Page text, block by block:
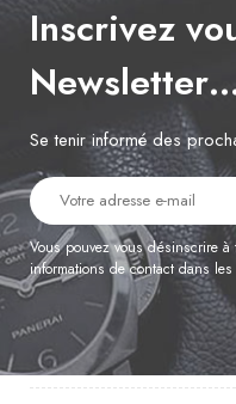
Inscrivez
Se tenir informé des
Vous pouvez vous désinscrire
informations de contact dans